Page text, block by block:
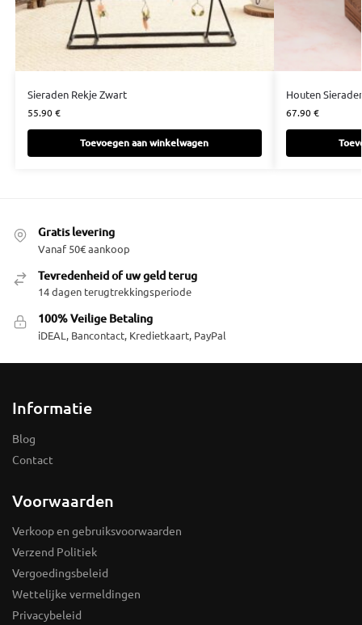
Sieraden Rekje Zwart
55.90€
Toevoegen aan winkelwagen
Houten
67.90€
Gratis levering
Vanaf 50€ aankoop
Tevredenheid of uw geld terug
14 dagen terugtrekkingsperiode
100% Veilige Betaling
iDEAL, Bancontact, Kredietkaart, PayPal
Informatie
Blog
Contact
Voorwaarden
Verkoop en gebruiksvoorwaarden
Verzend Politiek
Vergoedingsbeleid
Wettelijke vermeldingen
Privacybeleid